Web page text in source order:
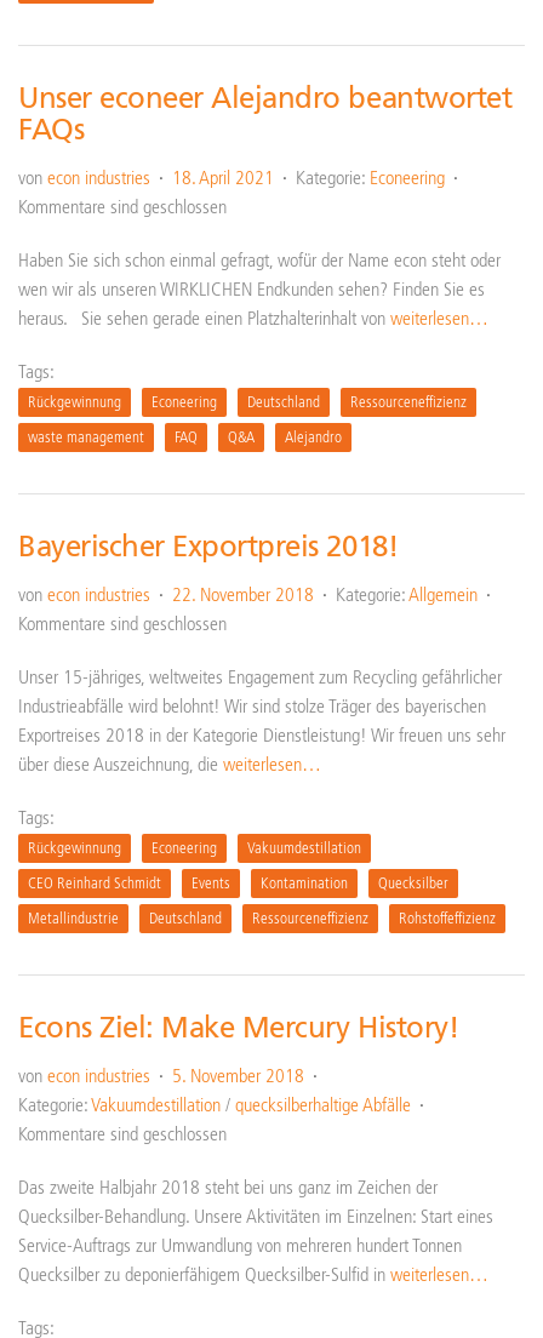
Unser econeer Alejandro beantwortet
FAQs
von econ industries 18. April 2021 Kategorie: Econeering
Kommentare sind geschlossen
Haben Sie sich schon einmal gefragt, wofür der Name econ steht oder
wen wir als unseren WIRKLICHEN Endkunden sehen? Finden Sie es
heraus. Sie sehen gerade einen Platzhalterinhalt von weiterlesen…
Tags:
Rückgewinnung Econeering Deutschland
Ressourceneffizienz
waste management
FAQ Q&A Alejandro
Bayerischer Exportpreis 2018!
von econ industries 22. November 2018 Kategorie:Allgemein
Kommentare sind geschlossen
Unser 15-jähriges, weltweites Engagement zum Recycling gefährlicher
Industrieabfälle wird belohnt! Wir sind stolze Träger des bayerischen
Exportreises 2018 in der Kategorie Dienstleistung! Wir freuen uns sehr
über diese Auszeichnung, die weiterlesen…
Tags:
Rückgewinnung Econeering
Vakuumdestillation
CEO Reinhard Schmidt
Events Kontamination
Quecksilber
Metallindustrie
Deutschland Ressourceneffizienz Rohstoffeffizienz
Econs Ziel: Make Mercury History!
von econ industries
5. November 2018
Kategorie:Vakuumdestillation / quecksilberhaltige Abfälle
Kommentare sind geschlossen
Das zweite Halbjahr 2018 steht bei uns ganz im Zeichen der
Quecksilber-Behandlung. Unsere Aktivitäten im Einzelnen: Start eines
Service-Auftrags zur Umwandlung von mehreren hundert Tonnen
Quecksilber zu deponierfähigem Quecksilber-Sulfid in weiterlesen…
Tags: